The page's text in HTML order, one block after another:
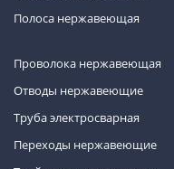
Полоса нержавеющая
Проволока нержавеющая
Отводы нержавеющие
Труба электросварная
Переходы нержавеющие